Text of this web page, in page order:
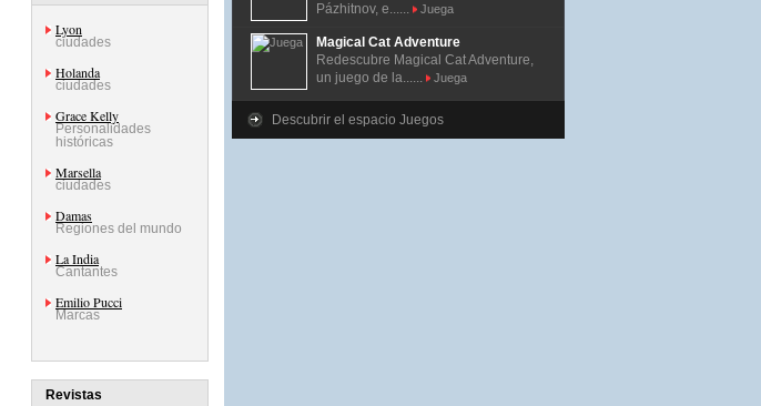
Lyon
ciudades
Holanda
ciudades
Grace Kelly
Personalidades
históricas
Marsella
ciudades
Damas
Regiones del mundo
La India
Cantantes
Emilio Pucci
Marcas
Revistas
Pázhitnov, e......
Juega
Magical Cat Adventure
Redescubre Magical Cat Adventure,
un juego de la......
Juega
Descubrir el espacio Juegos